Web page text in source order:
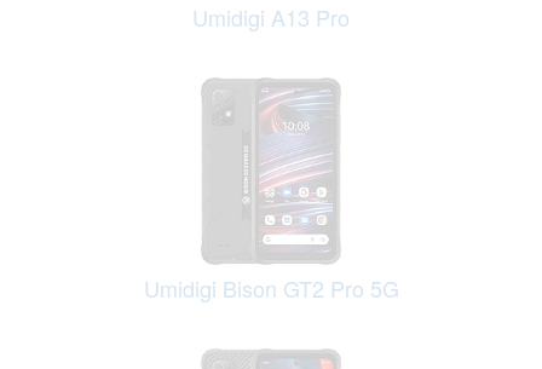
Umidigi A13 Pro
Umidigi Bison GT2 Pro 5G